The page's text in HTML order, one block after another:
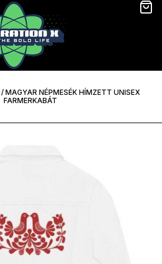
/ MAGYAR NÉPMESÉK HÍMZETT UNISEX
FARMERKABÁT